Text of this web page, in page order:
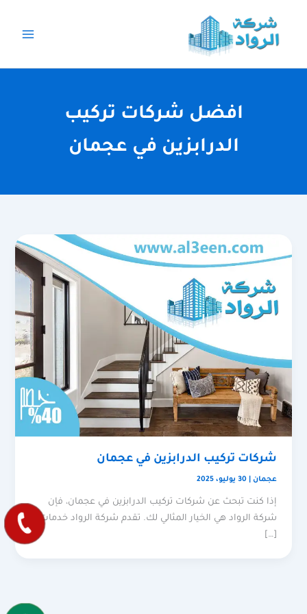
المحتوى
افضل شركات تركيب
الدرابزين في عجمان
شركات تركيب الدرابزين في عجمان
عجمان |30 يوليو، 2025
إذا كنت تبحث عن شركات تركيب الدرابزين في عجمان، فإن
شركة الرواد هي الخيار المثالي لك. تقدم شركة الرواد خدمات
[…]